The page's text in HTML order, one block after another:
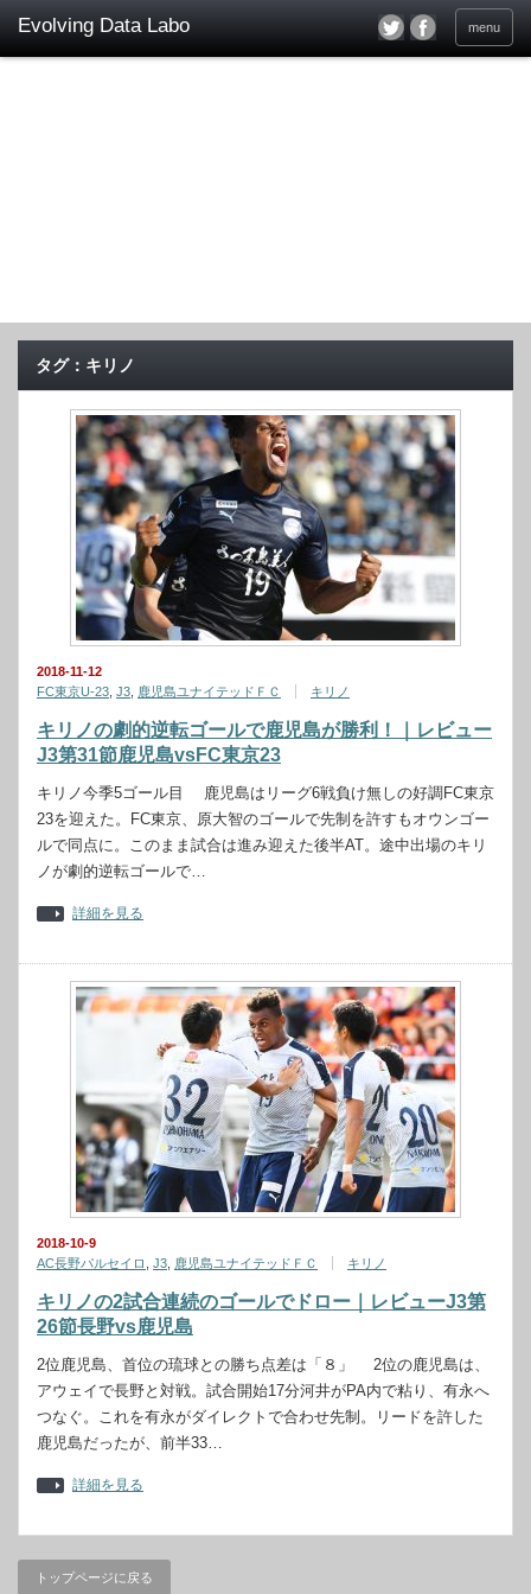
menu
タグ：キリノ
2018-11-12
FC東京U-23 J3 鹿児島ユナイテッドＦＣ キリノ
キリノの劇的逆転ゴールで鹿児島が勝利！｜レビュー
J3第31節鹿児島vsFC東京23
キリノ今季5ゴール目 鹿児島はリーグ6戦負け無しの好調FC東京
23を迎えた。FC東京、原大智のゴールで先制を許すもオウンゴー
ルで同点に。このまま試合は進み迎えた後半AT。途中出場のキリ
ノが劇的逆転ゴールで…
詳細を見る
2018-10-9
AC長野パルセイロ
J3 鹿児島ユナイテッドＦＣ キリノ
キリノの2試合連続のゴールでドロー｜レビューJ3第
26節長野vs鹿児島
2位鹿児島、首位の琉球との勝ち点差は「８」 2位の鹿児島は、
アウェイで長野と対戦。試合開始17分河井がPA内で粘り、有永へ
つなぐ。これを有永がダイレクトで合わせ先制。リードを許した
鹿児島だったが、前半33…
詳細を見る
トップページに戻る